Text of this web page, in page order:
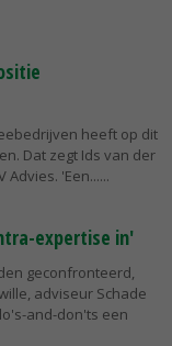
heeft op dit
Dat zegt Ids van der
Advies. 'Een...
expertise in'
geconfronteerd,
adviseur Schade
and-don'ts een